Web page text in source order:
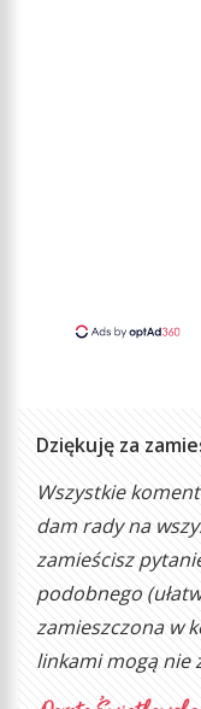
Dziękuję za
Wszystkie
dam rady na
zamieścisz
podobnego
zamieszczona w
linkami mogą nie